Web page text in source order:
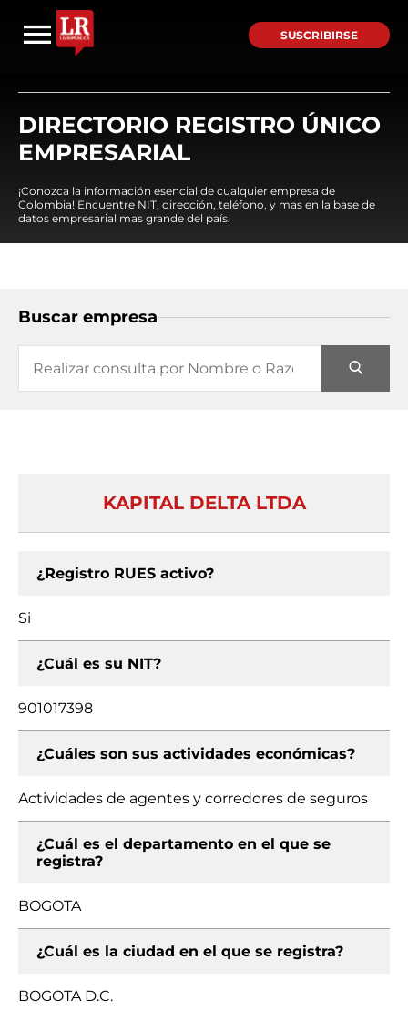
SUSCRIBIRSE
DIRECTORIO REGISTRO ÚNICO
EMPRESARIAL
¡Conozca la información esencial de cualquier empresa de
Colombia! Encuentre NIT, dirección, teléfono, y mas en la base de
datos empresarial mas grande del país.
Buscar empresa
KAPITAL DELTA LTDA
¿Registro RUES activo?
Si
¿Cuál es su NIT?
901017398
¿Cuáles son sus actividades económicas?
Actividades de agentes y corredores de seguros
¿Cuál es el departamento en el que se
registra?
BOGOTA
¿Cuál es la ciudad en el que se registra?
BOGOTA D.C.